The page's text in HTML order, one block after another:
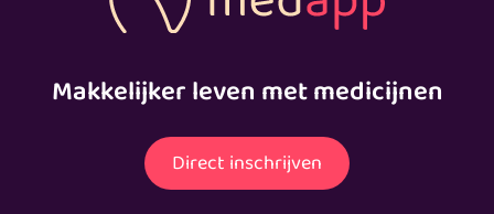
Makkelijker leven met medicijnen
Direct inschrijven